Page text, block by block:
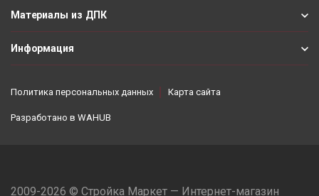
Материалы из ДПК
Информация
Политика персональных данных Карта сайта
Разработано в WAHUB
2009-2026 © Стройка Маркет — Интернет-магазин